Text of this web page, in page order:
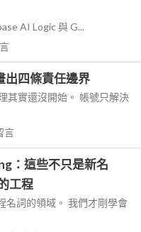
AI Logic 與 G...
出四條責任邊界
其實還沒開始。 帳號只解決
言
：這些不只是新名
工程
名詞的領域。 我們才剛學會